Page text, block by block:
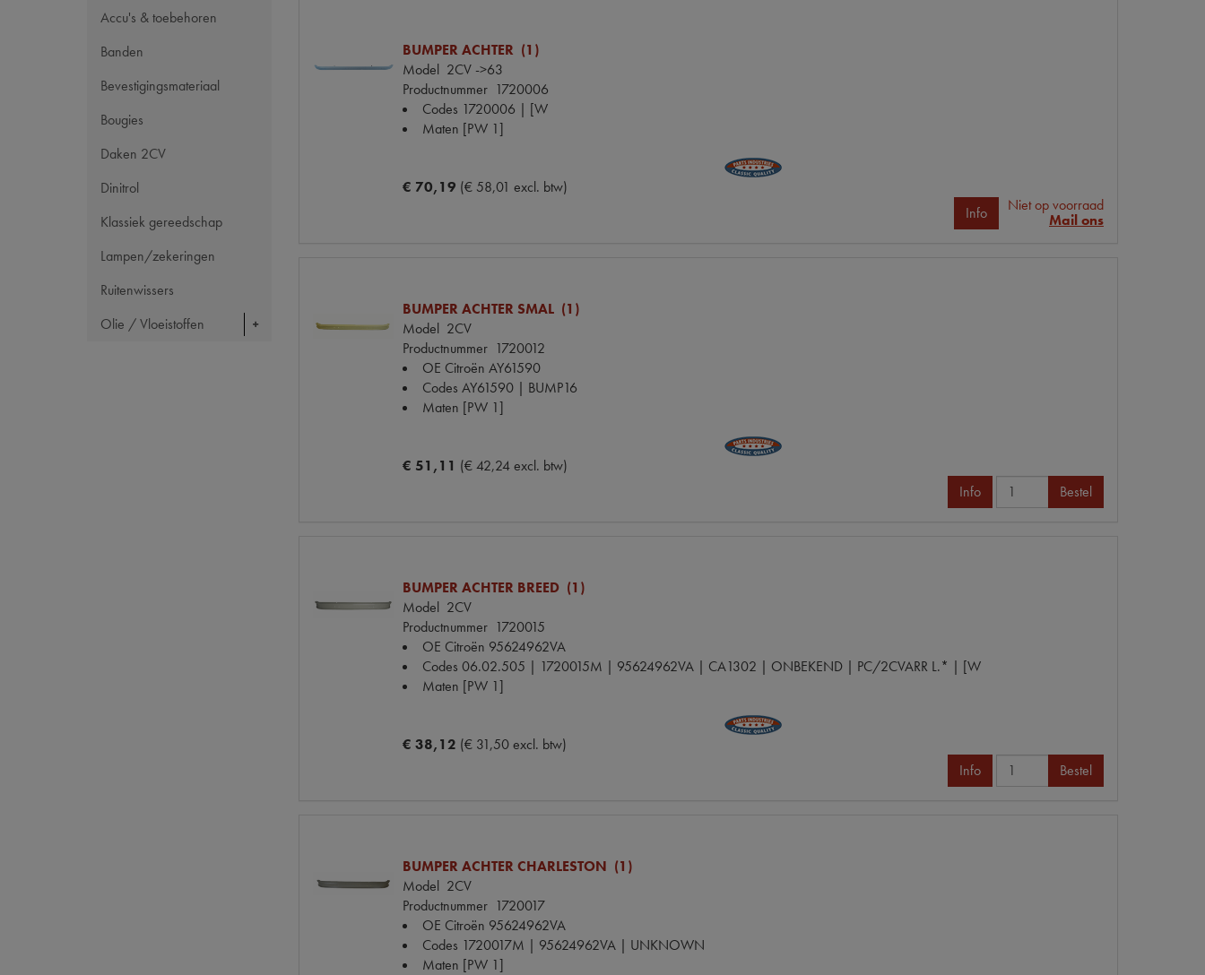
Accu's & toebehoren
Banden
Bevestigingsmateriaal
Bougies
Daken 2CV
Dinitrol
Klassiek gereedschap
Lampen/zekeringen
Ruitenwissers
Olie / Vloeistoffen
BUMPER ACHTER (1)
Model 2CV ->63
Productnummer 1720006
Codes 1720006 | [W
Maten [PW 1]
€ 70,19 (€ 58,01 excl. btw)
Info
Niet op voorraad
Mail ons
BUMPER ACHTER SMAL (1)
Model 2CV
Productnummer 1720012
OE Citroën AY61590
Codes AY61590 | BUMP16
Maten [PW 1]
€ 51,11 (€ 42,24 excl. btw)
Info
Bestel
BUMPER ACHTER BREED (1)
Model 2CV
Productnummer 1720015
OE Citroën 95624962VA
Codes 06.02.505 | 1720015M | 95624962VA | CA1302 | ONBEKEND | PC/2CVARR L.* | [W
Maten [PW 1]
€ 38,12 (€ 31,50 excl. btw)
Info
Bestel
BUMPER ACHTER CHARLESTON (1)
Model 2CV
Productnummer 1720017
OE Citroën 95624962VA
Codes 1720017M | 95624962VA | UNKNOWN
Maten [PW 1]